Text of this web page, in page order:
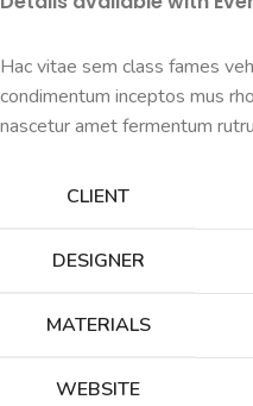
Hac vitae sem class fames
condimentum inceptos mus
nascetur amet fermentum
CLIENT
DESIGNER
MATERIALS
WEBSITE